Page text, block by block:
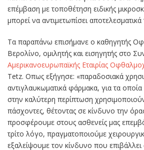
επέμβαση με τοποθέτηση ειδικής
μπορεί να αντιμετωπίσει
Τα παραπάνω επισήμανε ο καθηγητής
Βερολίνο, ομιλητής και εισηγητής στο
Αμερικανοευρωπαϊκής Εταιρίας
Tetz. Οπως εξήγησε: «παραδοσιακά
αντιγλαυκωματικά φάρμακα, για τα οποία
στην καλύτερη περίπτωση
πάσχοντες, θέτοντας σε κίνδυνο την
προσφέρουμε στους ασθενείς μας
τρίτο λόγο, πραγματοποιούμε
εξαλείψουμε τον κίνδυνο που